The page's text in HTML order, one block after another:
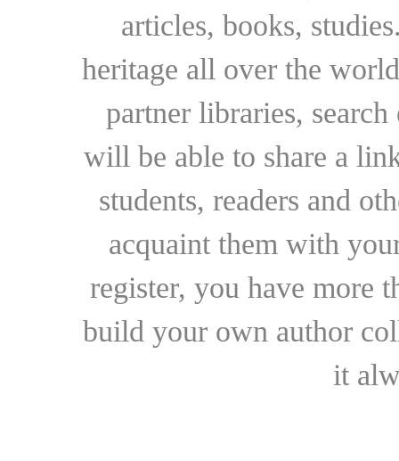
articles, books,
heritage all over the
partner libraries,
will be able to share a
students, readers and
acquaint them with
register, you have more
build your own author
it